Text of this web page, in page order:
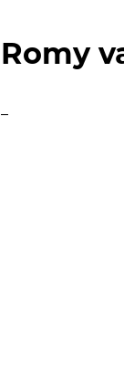
Romy
–